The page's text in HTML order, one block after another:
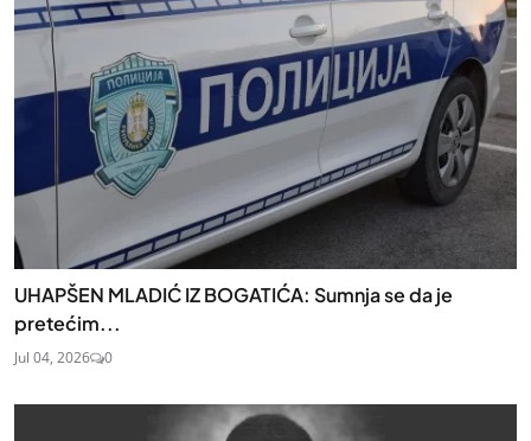
UHAPŠEN MLADIĆ IZ BOGATIĆA: Sumnja se da je
pretećim...
Jul 04, 2026 0